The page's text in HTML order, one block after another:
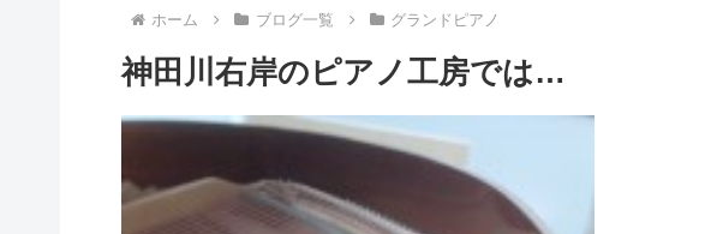
ホーム ブログ一覧 グランドピアノ
神田川右岸のピアノ工房では…